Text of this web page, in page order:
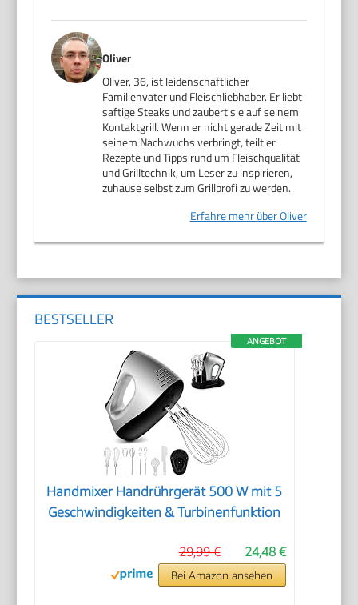
Oliver
Oliver, 36, ist leidenschaftlicher
Familienvater und Fleischliebhaber. Er liebt
saftige Steaks und zaubert sie auf seinem
Kontaktgrill. Wenn er nicht gerade Zeit mit
seinem Nachwuchs verbringt, teilt er
Rezepte und Tipps rund um Fleischqualität
und Grilltechnik, um Leser zu inspirieren,
zuhause selbst zum Grillprofi zu werden.
Erfahre mehr über Oliver
BESTSELLER
ANGEBOT
Handmixer Handrührgerät 500 W mit 5
Geschwindigkeiten & Turbinenfunktion
24,48 €
29,99 €
Bei Amazon ansehen